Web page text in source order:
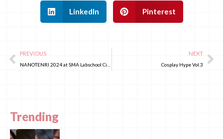
LinkedIn Pinterest
PREVIOUS NEXT
Cosplay Hype Vol.3
Trending